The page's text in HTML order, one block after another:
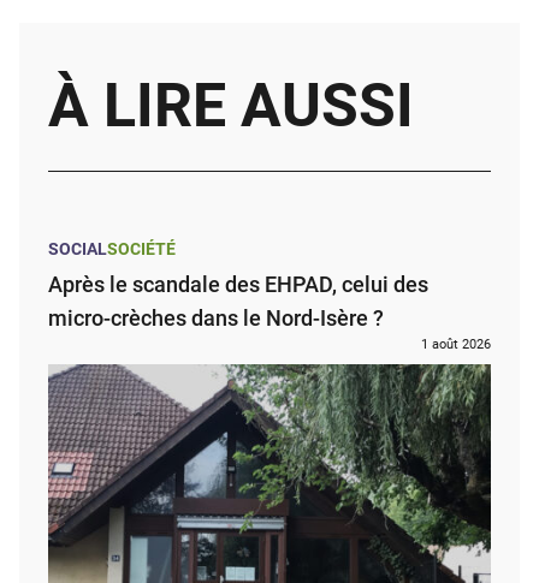
À LIRE AUSSI
SOCIALSOCIÉTÉ
Après le scandale des EHPAD, celui des
micro-crèches dans le Nord-Isère ?
1 août 2026